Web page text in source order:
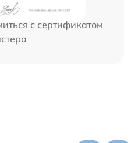
с сертификатом